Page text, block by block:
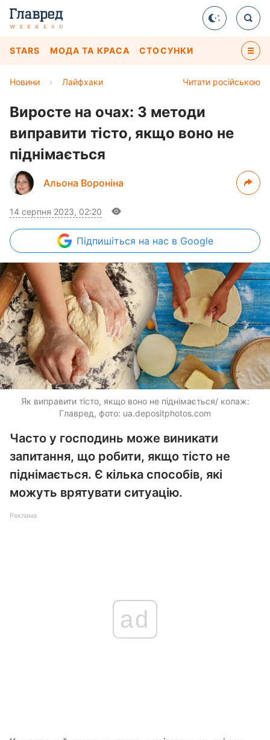
STARS МОДА ТА КРАСА СТОСУНКИ
Читати російською
Новини › Лайфхаки
Виросте на очах: 3 методи
виправити тісто, якщо воно не
піднімається
Альона Вороніна
14 серпня 2023, 02:20
Підпишіться на нас в Google
Як виправити тісто, якщо воно не піднімається/ колаж:
Главред, фото: ua.depositphotos.com
Часто у господинь може виникати
запитання, що робити, якщо тісто не
піднімається. Є кілька способів, які
можуть врятувати ситуацію.
Реклама
ad